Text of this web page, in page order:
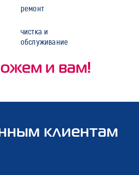
ремонт
чистка и
обслуживание
и вам!
клиентам